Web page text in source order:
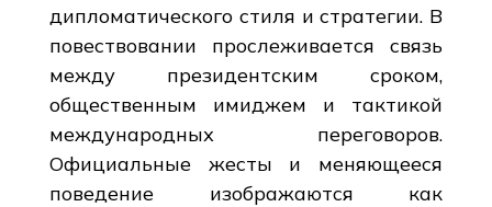
дипломатического стиля и стратегии. В
повествовании прослеживается связь
между президентским сроком,
общественным имиджем и тактикой
международных переговоров.
Официальные жесты и меняющееся
поведение изображаются как